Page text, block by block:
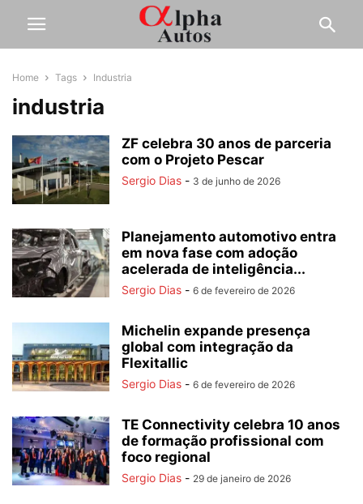
Home Tags Industria
industria
ZF celebra 30 anos de parceria
com o Projeto Pescar
Sergio Dias - 3 de junho de 2026
Planejamento automotivo entra
em nova fase com adoção
acelerada de inteligência...
Sergio Dias - 6 de fevereiro de 2026
Michelin expande presença
global com integração da
Flexitallic
Sergio Dias - 6 de fevereiro de 2026
TE Connectivity celebra 10 anos
de formação profissional com
foco regional
Sergio Dias - 29 de janeiro de 2026